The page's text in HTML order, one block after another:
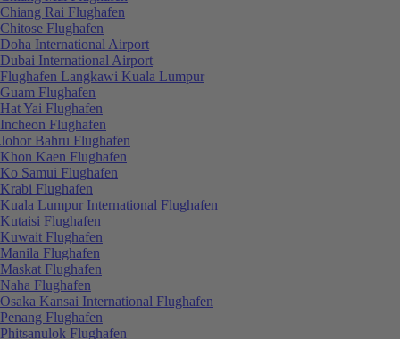
Chiang Rai Flughafen
Chitose Flughafen
Doha International Airport
Dubai International Airport
Flughafen Langkawi Kuala Lumpur
Guam Flughafen
Hat Yai Flughafen
Incheon Flughafen
Johor Bahru Flughafen
Khon Kaen Flughafen
Ko Samui Flughafen
Krabi Flughafen
Kuala Lumpur International Flughafen
Kutaisi Flughafen
Kuwait Flughafen
Manila Flughafen
Maskat Flughafen
Naha Flughafen
Osaka Kansai International Flughafen
Penang Flughafen
Phitsanulok Flughafen